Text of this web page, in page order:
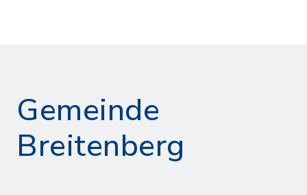
Gemeinde
Breitenberg